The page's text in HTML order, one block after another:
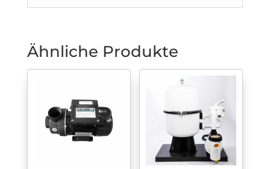
Ähnliche Produkte